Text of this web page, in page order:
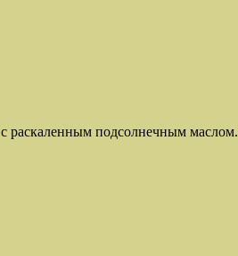
раскаленным подсолнечным маслом.